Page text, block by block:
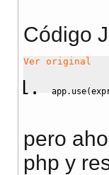
Código
Ver original
app. use(
pero
php y